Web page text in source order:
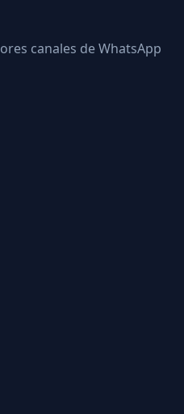
canales de WhatsApp